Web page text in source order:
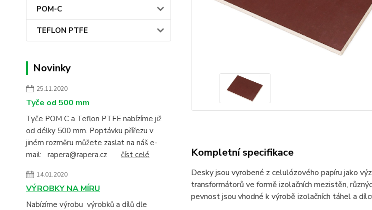
POM-C
TEFLON PTFE
Novinky
25.11.2020
Tyče od 500 mm
Tyče POM C a Teflon PTFE nabízíme již
od délky 500 mm. Poptávku přířezu v
jiném rozměru můžete zaslat na náš e-
mail: rapera@rapera.cz číst celé
14.01.2020
VÝROBKY NA MÍRU
Nabízíme výrobu výrobků a dílů dle
Kompletní specifikace
Desky jsou vyrobené z celulózového papíru jako
transformátorů ve formě izolačních mezistěn,
pevnost jsou vhodné k výrobě izolačních táhel a